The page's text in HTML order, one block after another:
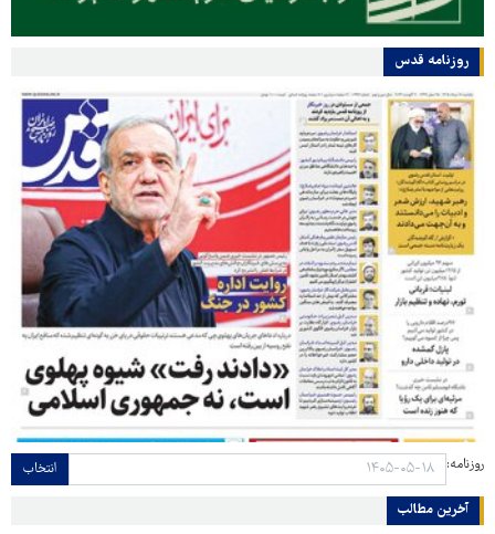
روزنامه قدس
روزنامه: انتخاب
آخرین مطالب